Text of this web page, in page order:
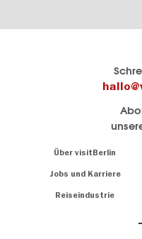
Über visitBerlin
Jobs und Karriere
Reiseindustrie
sind
für Sie da.
Insidertipps